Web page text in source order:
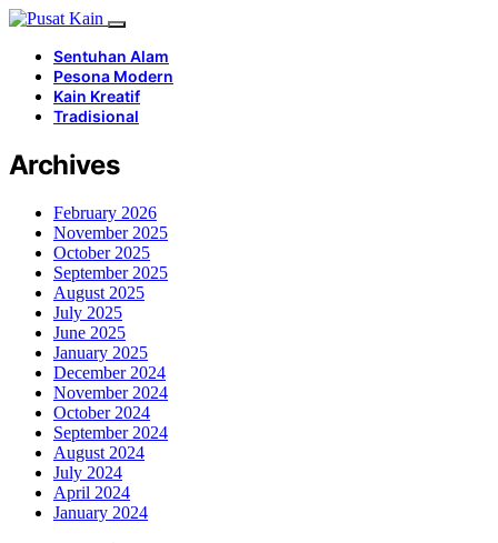
Sentuhan Alam
Pesona Modern
Kain Kreatif
Tradisional
Archives
February 2026
November 2025
October 2025
September 2025
August 2025
July 2025
June 2025
January 2025
December 2024
November 2024
October 2024
September 2024
August 2024
July 2024
April 2024
January 2024